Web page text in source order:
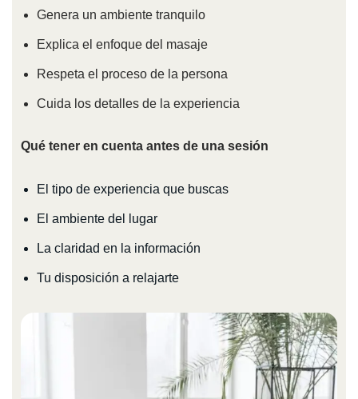
Genera un ambiente tranquilo
Explica el enfoque del masaje
Respeta el proceso de la persona
Cuida los detalles de la experiencia
Qué tener en cuenta antes de una sesión
El tipo de experiencia que buscas
El ambiente del lugar
La claridad en la información
Tu disposición a relajarte